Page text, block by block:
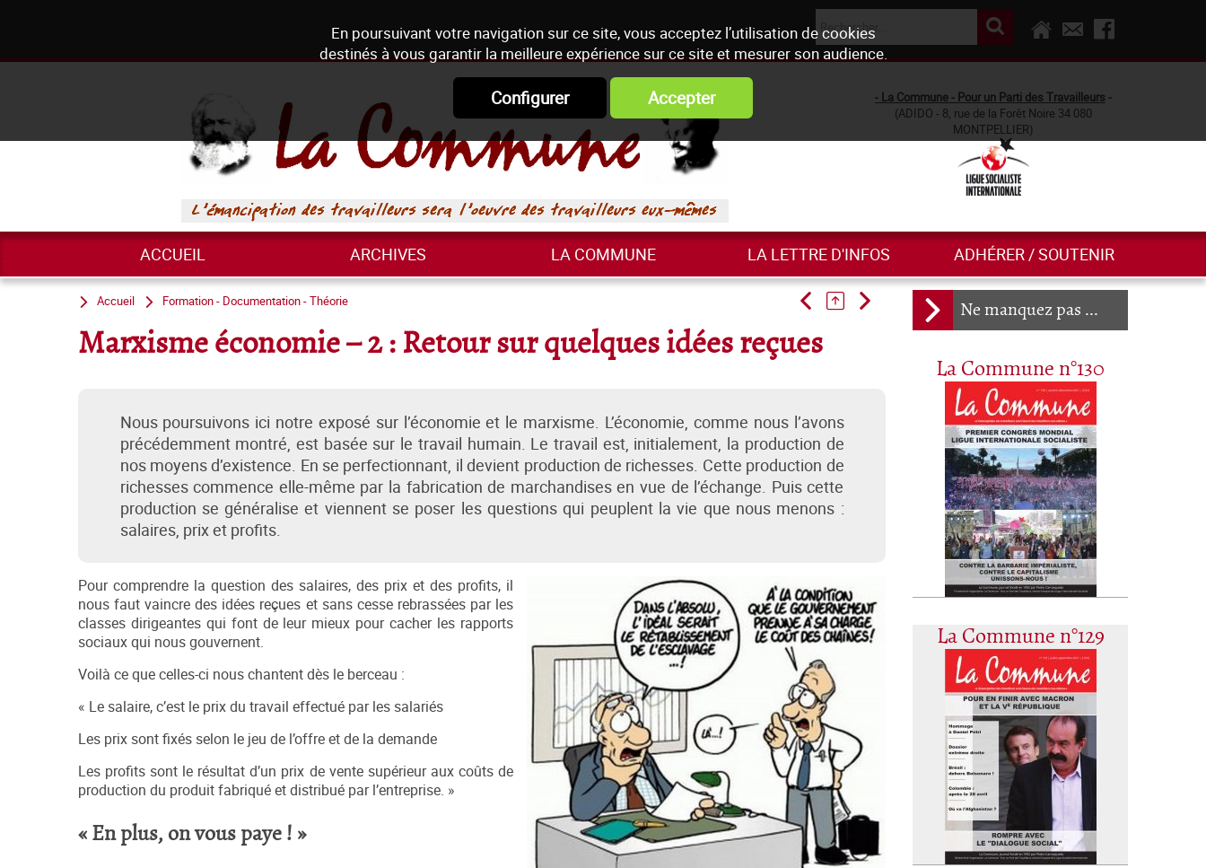
En poursuivant votre navigation sur ce site, vous acceptez l’utilisation de cookies
destinés à vous garantir la meilleure expérience sur ce site et mesurer son audience.
Configurer Accepter - La Commune - Pour un Parti des Travailleurs -
(ADIDO - 8, rue de la Forêt Noire 34 080
MONTPELLIER)
ACCUEIL ARCHIVES LA COMMUNE LA LETTRE D'INFOS ADHÉRER / SOUTENIR
Ne manquez pas ...
La Commune n°130
La Commune n°129
Accueil Formation - Documentation - Théorie
Marxisme économie – 2 : Retour sur quelques idées reçues
Nous poursuivons ici notre exposé sur l’économie et le marxisme. L’économie, comme nous l’avons
précédemment montré, est basée sur le travail humain. Le travail est, initialement, la production de
nos moyens d’existence. En se perfectionnant, il devient production de richesses. Cette production de
richesses commence elle-même par la fabrication de marchandises en vue de l’échange. Puis cette
production se généralise et viennent se poser les questions qui peuplent la vie que nous menons :
salaires, prix et profits.
Pour comprendre la question des salaires, des prix et des profits, il
nous faut vaincre des idées reçues et sans cesse rebrassées par les
classes dirigeantes qui font de leur mieux pour cacher les rapports
sociaux qui nous gouvernent.
Voilà ce que celles-ci nous chantent dès le berceau :
« Le salaire, c’est le prix du travail effectué par les salariés
Les prix sont fixés selon le jeu de l’offre et de la demande
Les profits sont le résultat d’un prix de vente supérieur aux coûts de
production du produit fabriqué et distribué par l’entreprise. »
« En plus, on vous paye ! »